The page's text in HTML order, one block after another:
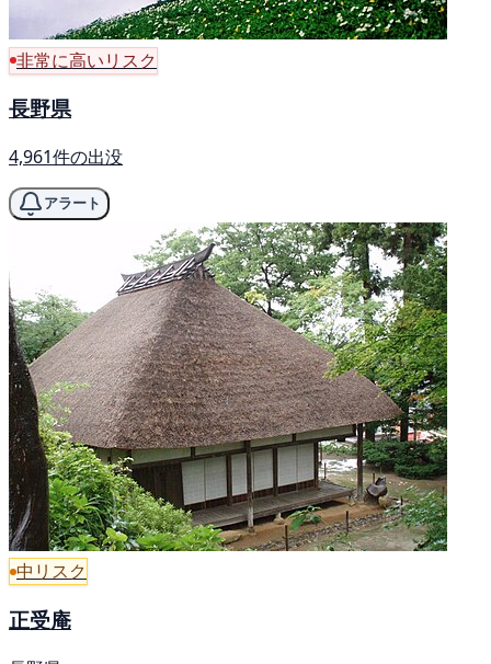
非常に高いリスク
長野県
4,961件の出没
アラート
中リスク
正受庵